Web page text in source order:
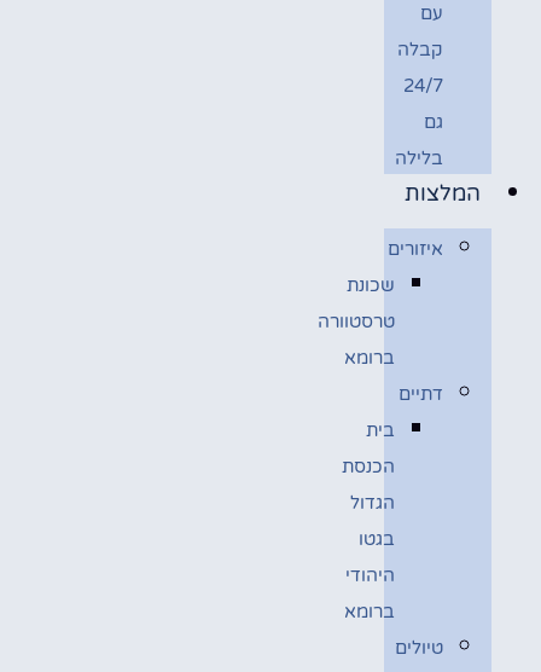
עם
קבלה
24/7
גם
בלילה
המלצות
איזורים
שכונת
טרסטוורה
ברומא
דתיים
בית
הכנסת
הגדול
בגטו
היהודי
ברומא
טיולים